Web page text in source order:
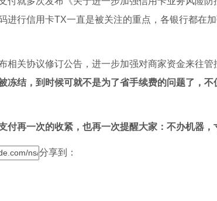
进行信用卡TX一直是被关注的重点，各银行都在
相关协议修订公告，进一步加强对商家资金来往管
冻结，到时候可就不是为了省手续费的问题了，
付再一次的收紧，也再一次提醒大家：不办机器，
分享到：